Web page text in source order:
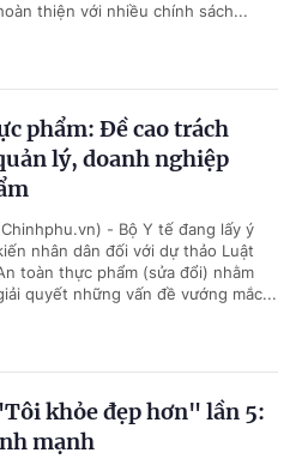
thiện với nhiều chính sách...
phẩm: Đề cao trách
lý, doanh nghiệp
- Bộ Y tế đang lấy ý
nhân dân đối với dự thảo Luật
toàn thực phẩm (sửa đổi) nhằm
quyết những vấn đề vướng mắc...
khỏe đẹp hơn" lần 5:
mạnh